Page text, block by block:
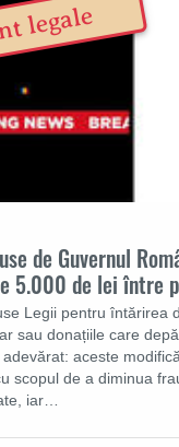
de Guvernul
5.000 de lei între
Legii pentru întărirea
sau donațiile care
aceste
scopul de a diminua
iar…
legale